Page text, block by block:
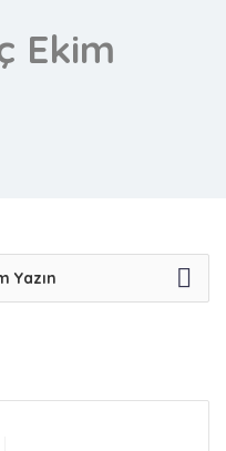
Ekim
Yazın